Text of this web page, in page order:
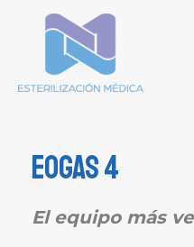
EOGas 4
El equipo más